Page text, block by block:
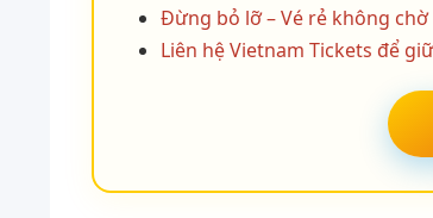
Đừng bỏ lỡ – Vé rẻ không chờ
Liên hệ Vietnam Tickets để